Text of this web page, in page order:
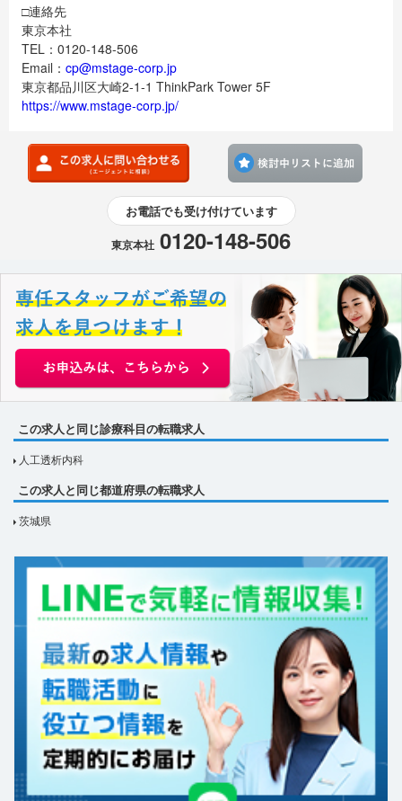
□連絡先
東京本社
TEL：0120-148-506
Email： cp@mstage-corp.jp
東京都品川区大崎2-1-1 ThinkPark Tower 5F
https://www.mstage-corp.jp/
お電話でも受け付けています
東京本社 0120-148-506
この求人と同じ診療科目の転職求人
人工透析内科
この求人と同じ都道府県の転職求人
茨城県